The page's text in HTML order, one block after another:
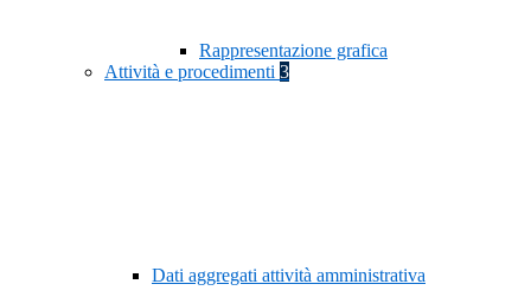
Rappresentazione grafica
Attività e procedimenti 3
Dati aggregati attività amministrativa